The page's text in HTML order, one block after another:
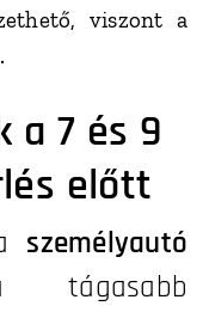
viszont a
a 7 és 9
előtt
személyautó